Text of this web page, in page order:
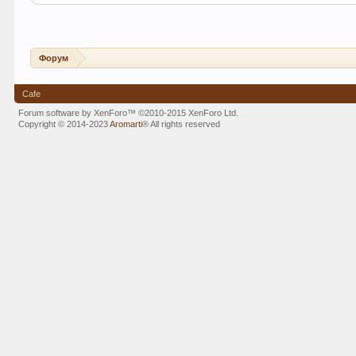
Форум
Cafe
Forum software by XenForo™©2010-2015 XenForo Ltd.
Copyright © 2014-2023Aromarti®All rights reserved